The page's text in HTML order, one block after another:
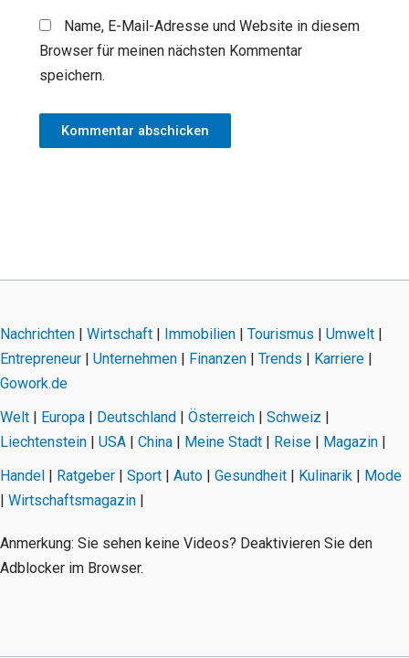
Name, E-Mail-Adresse und Website in diesem
Browser für meinen nächsten Kommentar
speichern.
Nachrichten | Wirtschaft | Immobilien | Tourismus | Umwelt |
Entrepreneur | Unternehmen | Finanzen | Trends | Karriere |
Gowork.de
Welt | Europa | Deutschland | Österreich | Schweiz |
Liechtenstein | USA | China | Meine Stadt | Reise | Magazin |
Handel | Ratgeber | Sport | Auto | Gesundheit | Kulinarik | Mode
| Wirtschaftsmagazin |
Anmerkung: Sie sehen keine Videos? Deaktivieren Sie den
Adblocker im Browser.